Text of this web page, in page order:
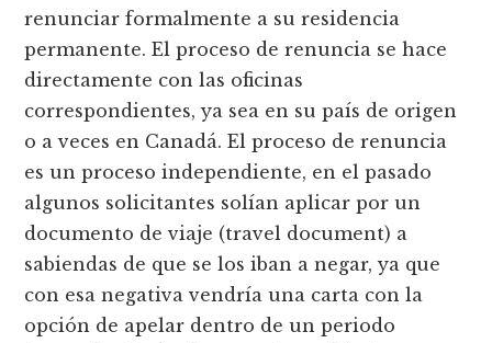
renunciar formalmente a su residencia
permanente. El proceso de renuncia se hace
directamente con las oficinas
correspondientes, ya sea en su país de origen
o a veces en Canadá. El proceso de renuncia
es un proceso independiente, en el pasado
algunos solicitantes solían aplicar por un
documento de viaje (travel document) a
sabiendas de que se los iban a negar, ya que
con esa negativa vendría una carta con la
opción de apelar dentro de un periodo